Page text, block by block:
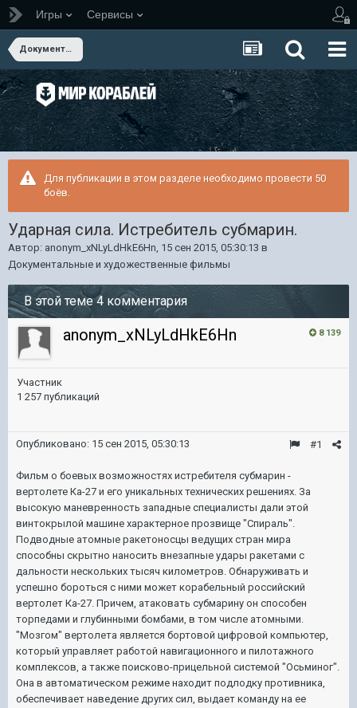
Игры Сервисы
Документальные и художественные фильмы
Для публикации в этом разделе необходимо провести 50
боёв.
Ударная сила. Истребитель субмарин.
Автор: anonym_xNLyLdHkE6Hn, 15 сен 2015, 05:30:13 в
Документальные и художественные фильмы
В этой теме 4 комментария
8 139
anonym_xNLyLdHkE6Hn
Участник
1 257 публикаций
#1
Опубликовано: 15 сен 2015, 05:30:13
Фильм о боевых возможностях истребителя субмарин -
вертолете Ка-27 и его уникальных технических решениях. За
высокую манeвренность западные специалисты дали этой
винтокрылой машине характерное прозвище "Спираль".
Подводные атомные ракетоносцы ведущих стран мира
способны скрытно наносить внезапные удары ракетами с
дальности нескольких тысяч километров. Обнаруживать и
успешно бороться с ними может корабельный российский
вертолeт Ка-27. Причeм, атаковать субмарину он способен
торпедами и глубинными бомбами, в том числе атомными.
"Мозгом" вертолeта является бортовой цифровой компьютер,
который управляет работой навигационного и пилотажного
комплексов, а также поисково-прицельной системой "Осьминог".
Она в автоматическом режиме находит подлодку противника,
обеспечивает наведение других сил, выдаeт команду на еe